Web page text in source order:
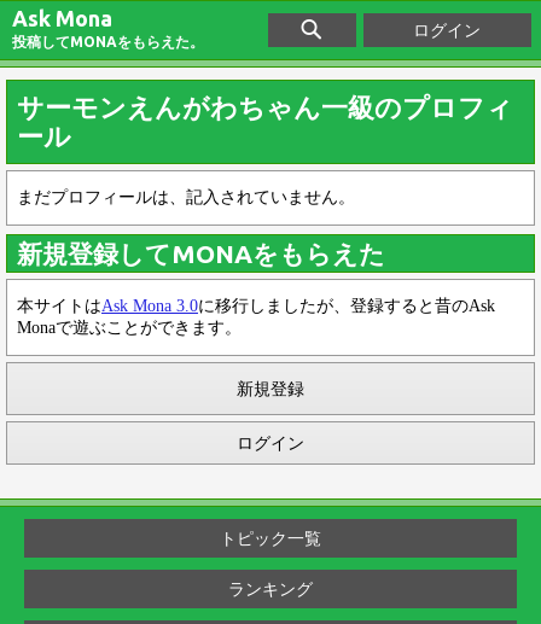
Ask Mona
投稿してMONAをもらえた。
ログイン
サーモンえんがわちゃん一級のプロフィ
ール
まだプロフィールは、記入されていません。
新規登録してMONAをもらえた
本サイトはAsk Mona 3.0に移行しましたが、登録すると昔のAsk
Monaで遊ぶことができます。
新規登録
ログイン
トピック一覧
ランキング